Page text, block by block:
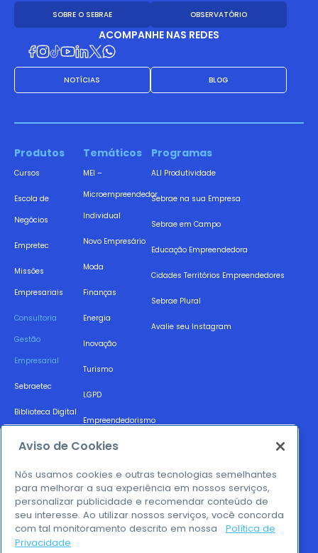
SOBRE O SEBRAE OBSERVATÓRIO
ACOMPANHE NAS REDES
NOTÍCIAS BLOG
Programas
ALI Produtividade
Sebrae na sua Empresa
Sebrae em Campo
Educação Empreendedora
Cidades Territórios Empreendedores
Sebrae Plural
Avalie seu Instagram
Produtos
Cursos
Escola de
Negócios
Empretec
Missões
Empresariais
Consultoria
Gestão
Empresarial
Sebraetec
Biblioteca Digital
Empresarial
Temáticos
MEI –
Microempreendedor
Individual
Novo Empresário
Moda
Finanças
Energia
Inovação
Turismo
LGPD
Empreendedorismo
Feminino
Aviso de Cookies
Nós usamos cookies e outras tecnologias semelhantes
para melhorar a sua experiência em nossos serviços,
personalizar publicidade e recomendar conteúdo de
seu interesse. Ao utilizar nossos serviços, você concorda
com tal monitoramento descrito em nossa
Política de
Privacidade